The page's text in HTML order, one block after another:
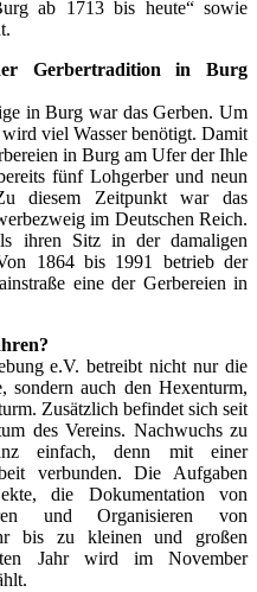
ab 1713 bis heute“ sowie
Gerbertradition in Burg
in Burg war das Gerben. Um
viel Wasser benötigt. Damit
in Burg am Ufer der Ihle
fünf Lohgerber und neun
diesem Zeitpunkt war das
im Deutschen Reich.
ihren Sitz in der damaligen
1864 bis 1991 betrieb der
eine der Gerbereien in
e.V. betreibt nicht nur die
sondern auch den Hexenturm,
Zusätzlich befindet sich seit
des Vereins. Nachwuchs zu
einfach, denn mit einer
verbunden. Die Aufgaben
die Dokumentation von
und Organisieren von
bis zu kleinen und großen
Jahr wird im November